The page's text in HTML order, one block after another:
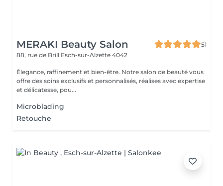
MERAKI Beauty Salon
51
88, rue de Brill Esch-sur-Alzette 4042
Élegance, raffinement et bien-être. Notre salon de beauté vous
offre des soins exclusifs et personnalisés, réalises avec expertise
et délicatesse, pou...
Microblading
Retouche